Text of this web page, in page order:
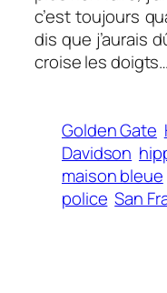
c’est toujours
dis que j’aurais
croise les doigts…
Golden Gate
Davidson
maison bleue
police San